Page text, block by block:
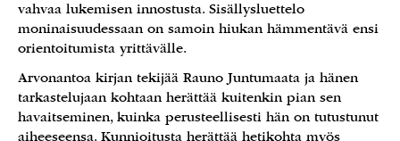
vahvaa lukemisen innostusta. Sisällysluettelo
moninaisuudessaan on samoin hiukan hämmentävä ensi
orientoitumista yrittävälle.
Arvonantoa kirjan tekijää Rauno Juntumaata ja hänen
tarkastelujaan kohtaan herättää kuitenkin pian sen
havaitseminen, kuinka perusteellisesti hän on tutustunut
aiheeseensa. Kunnioitusta herättää hetikohta myös